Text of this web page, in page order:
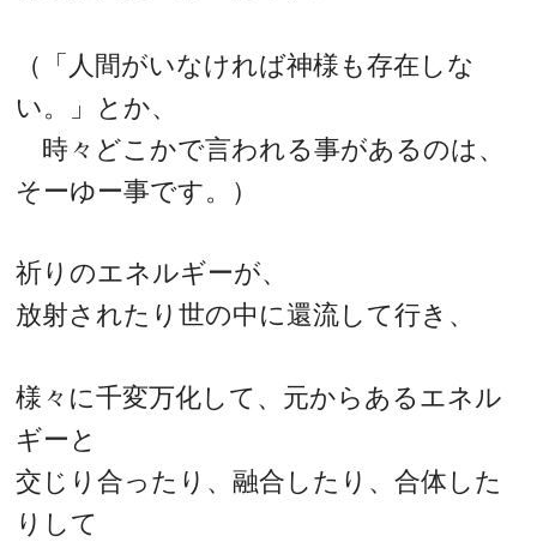
（「人間がいなければ神様も存在しな
い。」とか、
時々どこかで言われる事があるのは、
そーゆー事です。）
祈りのエネルギーが、
放射されたり世の中に還流して行き、
様々に千変万化して、元からあるエネル
ギーと
交じり合ったり、融合したり、合体した
りして